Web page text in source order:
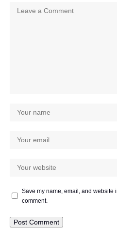
Save my name, email, and website
comment.